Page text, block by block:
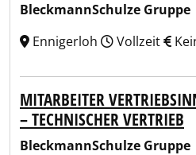
BleckmannSchulze Gruppe
Ennigerloh
Vollzeit
MITARBEITER
– TECHNISCHER VERTRIEB
BleckmannSchulze Gruppe